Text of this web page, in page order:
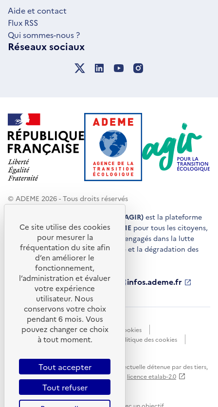
Aide et contact
Flux RSS
Qui sommes-nous ?
Réseaux sociaux
© ADEME 2026 - Tous droits réservés
Agir pour la transition écologique (AGIR) est la plateforme
de conseils et de services de l'ADEME pour tous les citoyens,
acteurs économiques et territoires engagés dans la lutte
contre le réchauffement climatique et la dégradation des
ressources.
ademe.fr
S'ouvre
nouvelle
fenêtre
librairie.ademe.fr
S'ouvre
dans
une
nouvelle
fenêtre
infos.ademe.fr
S'ouvre
nouvelle
ademe.fr/presse
S'ouvre
nouvelle
fenêtre
Accessibilité : non conforme
Données personnelles
Gestion des cookies
Mentions légales
Plan du site
Politique des cookies
dans
nouvelle
Sauf mention explicite de propriété intellectuelle détenue par des tiers,
les contenus de ce site sont proposés sous licence etalab-2.0
Ce site utilise des cookies
pour mesurer la
fréquentation du site afin
d’en améliorer le
fonctionnement,
l’administration et évaluer
votre expérience
utilisateur. Nous
conservons votre choix
pendant 6 mois. Vous
pouvez changer ce choix
à tout moment.
Tout accepter
Tout refuser